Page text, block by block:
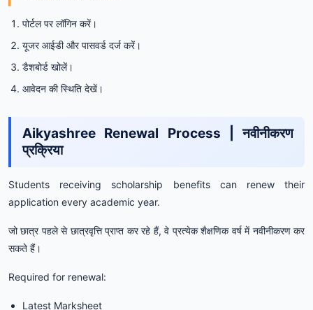
पोर्टल पर लॉगिन करें।
यूजर आईडी और पासवर्ड दर्ज करें।
डैशबोर्ड खोलें।
आवेदन की स्थिति देखें।
Aikyashree Renewal Process | नवीनीकरण
प्रक्रिया
Students receiving scholarship benefits can renew their
application every academic year.
जो छात्र पहले से छात्रवृत्ति प्राप्त कर रहे हैं, वे प्रत्येक शैक्षणिक वर्ष में नवीनीकरण कर
सकते हैं।
Required for renewal:
Latest Marksheet